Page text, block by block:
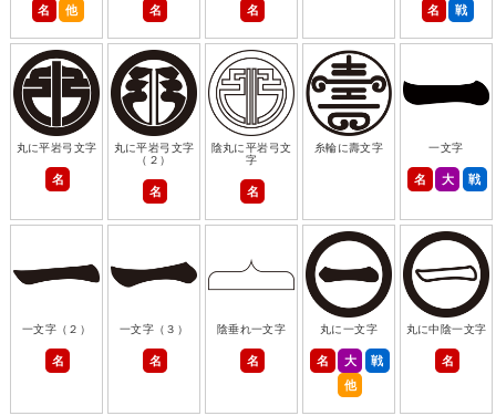
名 他 名 名 名 戦
丸に平岩弓文字
名
丸に平岩弓文字
（２）
名
陰丸に平岩弓文
字
名
糸輪に壽文字 一文字
名 大 戦
一文字（２）
名
一文字（３）
名
陰垂れ一文字
名
丸に一文字
名 大
戦
他
丸に中陰一文字
名